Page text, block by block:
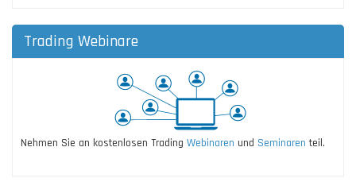
Trading Webinare
Nehmen Sie an kostenlosen Trading Webinaren und Seminaren teil.